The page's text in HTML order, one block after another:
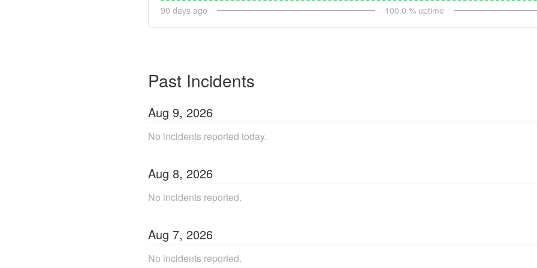
90 days ago 100.0 % uptime
Past Incidents
Aug 9, 2026
No incidents reported today.
Aug 8, 2026
No incidents reported.
Aug 7, 2026
No incidents reported.